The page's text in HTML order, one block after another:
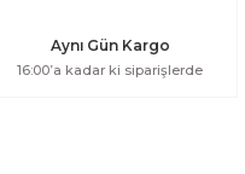
Aynı Gün Kargo
16:00’a kadar ki siparişlerde